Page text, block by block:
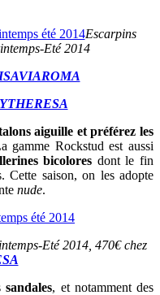
Escarpins
Eté 2014
aiguille et préférez les
gamme Rockstud est aussi
bicolores dont le fin
Cette saison, on les adopte
nude.
Eté 2014, 470€ chez
sandales, et notamment des